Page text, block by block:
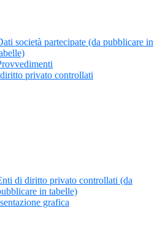
società partecipate (da pubblicare in
privato controllati
di diritto privato controllati (da
in tabelle)
grafica